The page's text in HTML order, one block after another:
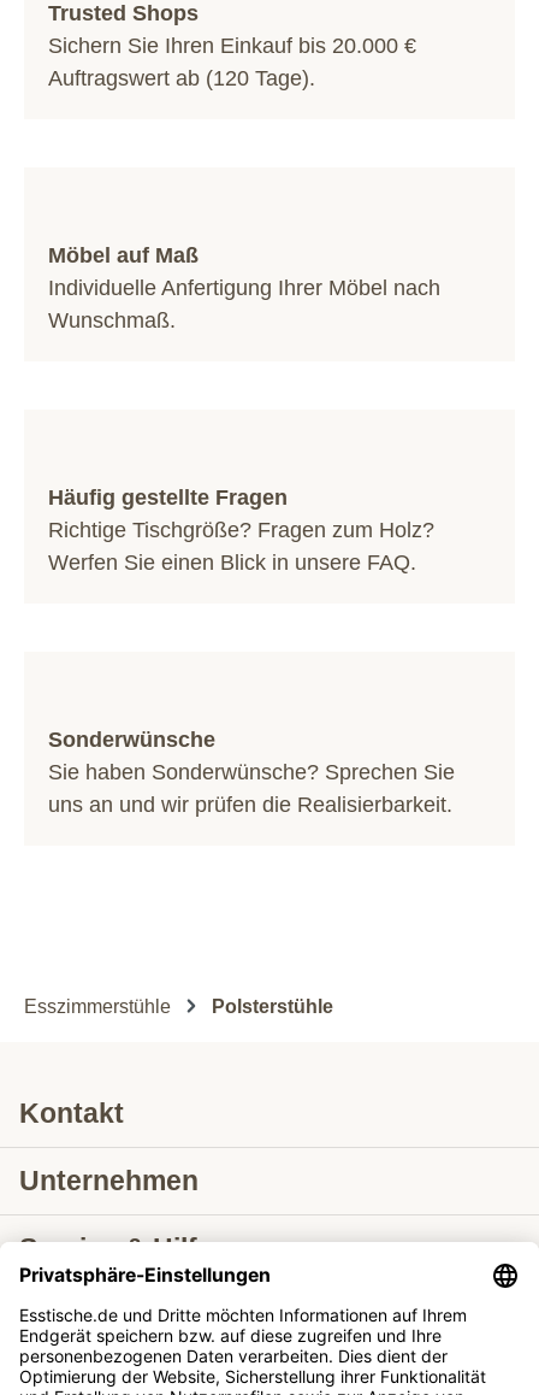
Trusted Shops
Sichern Sie Ihren Einkauf bis 20.000 €
Auftragswert ab (120 Tage).
Möbel auf Maß
Individuelle Anfertigung Ihrer Möbel nach
Wunschmaß.
Häufig gestellte Fragen
Richtige Tischgröße? Fragen zum Holz?
Werfen Sie einen Blick in unsere FAQ.
Sonderwünsche
Sie haben Sonderwünsche? Sprechen Sie
uns an und wir prüfen die Realisierbarkeit.
Esszimmerstühle Polsterstühle
Kontakt
Unternehmen
Service & Hilfe
Lieferung nach
Tische ausziehbar